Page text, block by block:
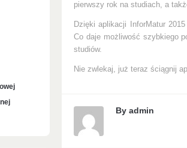
pierwszy rok na studiach, a
Dzięki aplikacji InforMatur
Co daje możliwość szybkiego
studiów.
Nie zwlekaj, już teraz ściągnij
By admin